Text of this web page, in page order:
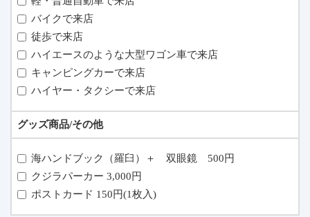
バイクで来店
徒歩で来店
ハイエースのような大型ワゴン車で来店
キャンピングカーで来店
ハイヤー・タクシーで来店
グッズ商品/その他
海ハンドブック（羅臼）＋ 双眼鏡 500円
クジラパーカー 3,000円
ポストカード 150円(1枚入)